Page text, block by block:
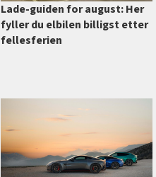
Lade-guiden for august: Her
fyller du elbilen billigst etter
fellesferien